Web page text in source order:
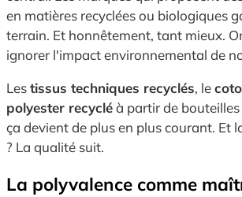
en matières recyclées ou biologiques
terrain. Et honnêtement, tant mieux.
ignorer l'impact environnemental de
Lestissus techniques recyclés, le
polyester recycléà partir de
ça devient de plus en plus courant. Et
? La qualité suit.
La polyvalence comme